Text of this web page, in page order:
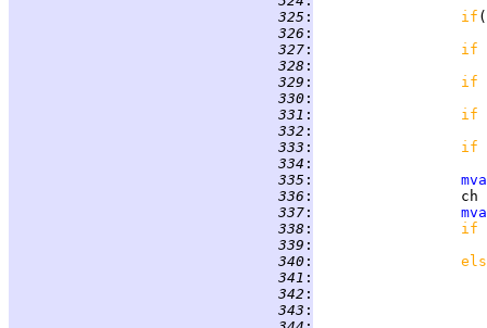
325 : if
326 :
327 :
if
328 :
329 :
if
330 :
331 :
if
332 :
333 :
if
334 :
335 :
336 :
337 :
338 :
if
339 :
340 :
341 :
342 :
343 :